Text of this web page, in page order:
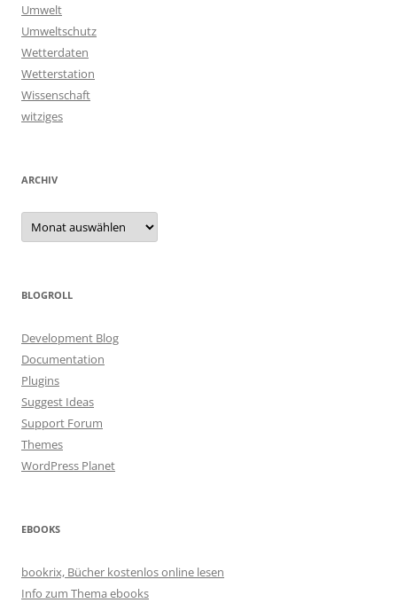
Umwelt
Umweltschutz
Wetterdaten
Wetterstation
Wissenschaft
witziges
ARCHIV
Archiv
BLOGROLL
Development Blog
Documentation
Plugins
Suggest Ideas
Support Forum
Themes
WordPress Planet
EBOOKS
bookrix, Bücher kostenlos online lesen
Info zum Thema ebooks